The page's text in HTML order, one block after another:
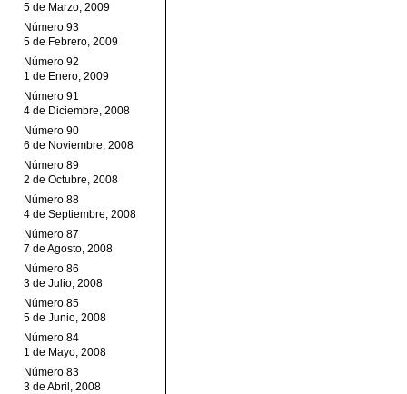
5 de Marzo, 2009
Número 93
5 de Febrero, 2009
Número 92
1 de Enero, 2009
Número 91
4 de Diciembre, 2008
Número 90
6 de Noviembre, 2008
Número 89
2 de Octubre, 2008
Número 88
4 de Septiembre, 2008
Número 87
7 de Agosto, 2008
Número 86
3 de Julio, 2008
Número 85
5 de Junio, 2008
Número 84
1 de Mayo, 2008
Número 83
3 de Abril, 2008